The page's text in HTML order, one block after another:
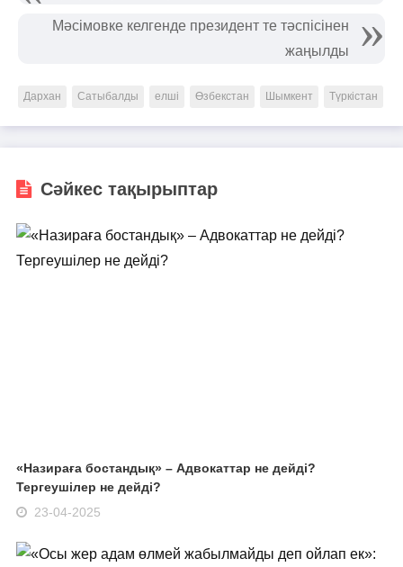
Мәсімовке келгенде президент те тәспісінен
жаңылды
Дархан Сатыбалды елші Өзбекстан Шымкент Түркістан
Сәйкес тақырыптар
«Назираға бостандық» – Адвокаттар не дейді?
Тергеушілер не дейді?
23-04-2025